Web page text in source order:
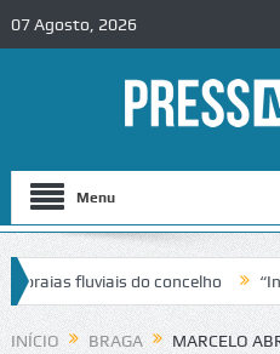
07 Agosto, 2026
Menu
fluviais do concelho
no IC2 em Alcobaça
INÍCIO BRAGA
MARCELO